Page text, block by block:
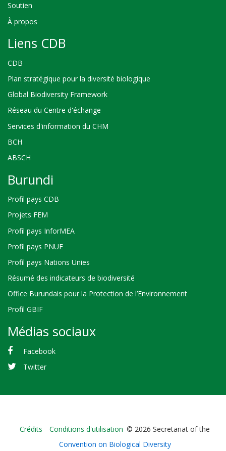
Soutien
À propos
Liens CDB
CDB
Plan stratégique pour la diversité biologique
Global Biodiversity Framework
Réseau du Centre d'échange
Services d'information du CHM
BCH
ABSCH
Burundi
Profil pays CDB
Projets FEM
Profil pays InforMEA
Profil pays PNUE
Profil pays Nations Unies
Résumé des indicateurs de biodiversité
Office Burundais pour la Protection de l’Environnement
Profil GBIF
Médias sociaux
Facebook
Twitter
Bioland
-
Crédits Conditions d'utilisation © 2026 Secretariat of the
Convention on Biological Diversity